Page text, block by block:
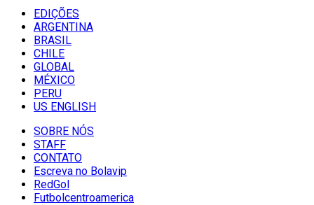
EDIÇÕES
ARGENTINA
BRASIL
CHILE
GLOBAL
MÉXICO
PERU
US ENGLISH
SOBRE NÓS
STAFF
CONTATO
Escreva no Bolavip
RedGol
Futbolcentroamerica